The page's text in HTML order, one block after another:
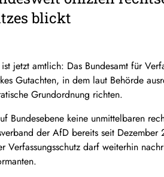
blickt
jetzt amtlich: Das Bundesamt für
Gutachten, in dem laut Behörde
Grundordnung richten.
Bundesebene keine unmittelbaren
der AfD bereits seit
Verfassungsschutz darf weiterhin